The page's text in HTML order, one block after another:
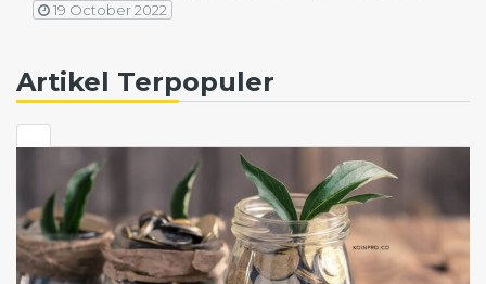
19 October 2022
Artikel Terpopuler